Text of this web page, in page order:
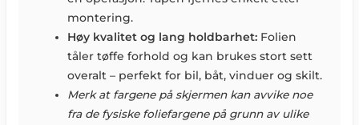
montering.
Høy kvalitet og lang holdbarhet: Folien
tåler tøffe forhold og kan brukes stort sett
overalt – perfekt for bil, båt, vinduer og skilt.
Merk at fargene på skjermen kan avvike noe
fra de fysiske foliefargene på grunn av ulike